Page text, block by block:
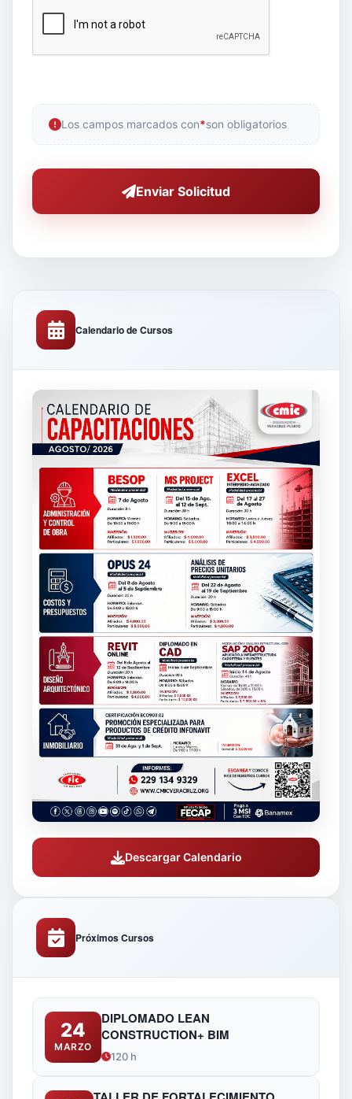
Los campos marcados con*son obligatorios
Enviar Solicitud
Calendario de Cursos
Descargar Calendario
Próximos Cursos
24
MARZO
DIPLOMADO LEAN
CONSTRUCTION+ BIM
120 h